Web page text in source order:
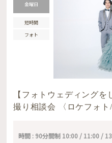
金曜日
短時間
フォト
【フォトウェディング
撮り相談会 〈ロケフォト
時間 : 90分間制 10:00 / 11:00 /